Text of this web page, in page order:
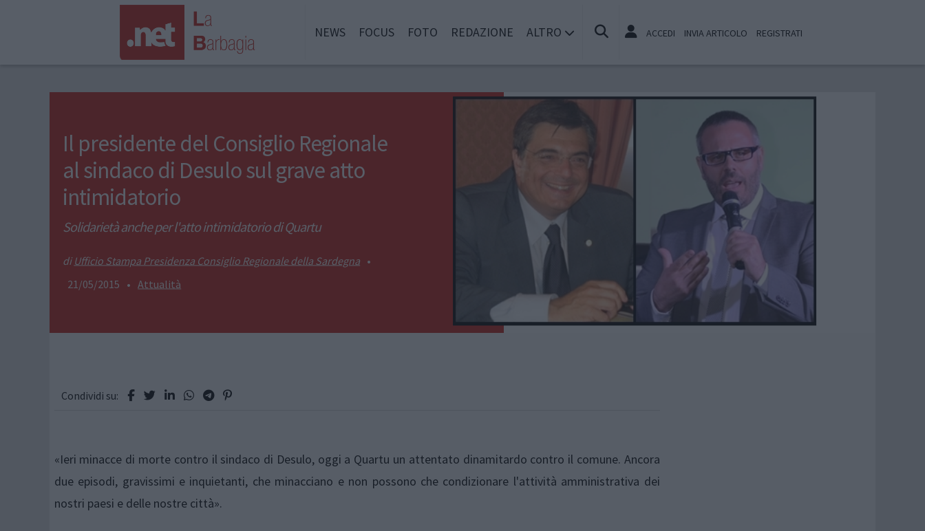
NEWS FOCUS FOTO REDAZIONE ALTRO ACCEDI INVIA ARTICOLO REGISTRATI
Il presidente del Consiglio Regionale
al sindaco di Desulo sul grave atto
intimidatorio
Solidarietà anche per l'atto intimidatorio di Quartu
Ufficio Stampa Presidenza Consiglio Regionale della Sardegna •
21/05/2015 • Attualità
Condividi su:
«Ieri minacce di morte contro il sindaco di Desulo, oggi a Quartu un attentato dinamitardo contro il comune. Ancora
due episodi, gravissimi e inquietanti, che minacciano e non possono che condizionare l'attività amministrativa dei
nostri paesi e delle nostre città».